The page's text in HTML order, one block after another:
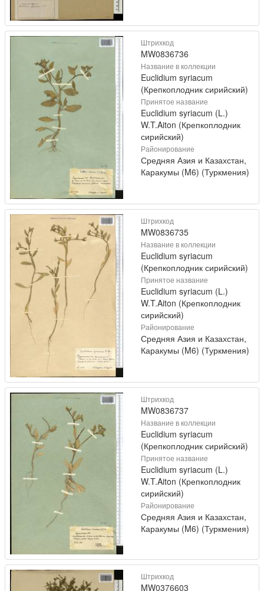
Штрихкод
MW0836736
Название в коллекции
Euclidium syriacum
(Крепкоплодник сирийский)
Принятое название
Euclidium syriacum (L.)
W.T.Aiton (Крепкоплодник
сирийский)
Районирование
Средняя Азия и Казахстан,
Каракумы (M6) (Туркмения)
Штрихкод
MW0836735
Название в коллекции
Euclidium syriacum
(Крепкоплодник сирийский)
Принятое название
Euclidium syriacum (L.)
W.T.Aiton (Крепкоплодник
сирийский)
Районирование
Средняя Азия и Казахстан,
Каракумы (M6) (Туркмения)
Штрихкод
MW0836737
Название в коллекции
Euclidium syriacum
(Крепкоплодник сирийский)
Принятое название
Euclidium syriacum (L.)
W.T.Aiton (Крепкоплодник
сирийский)
Районирование
Средняя Азия и Казахстан,
Каракумы (M6) (Туркмения)
Штрихкод
MW0376603